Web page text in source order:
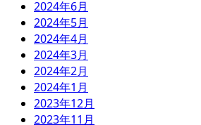
2024年6月
2024年5月
2024年4月
2024年3月
2024年2月
2024年1月
2023年12月
2023年11月